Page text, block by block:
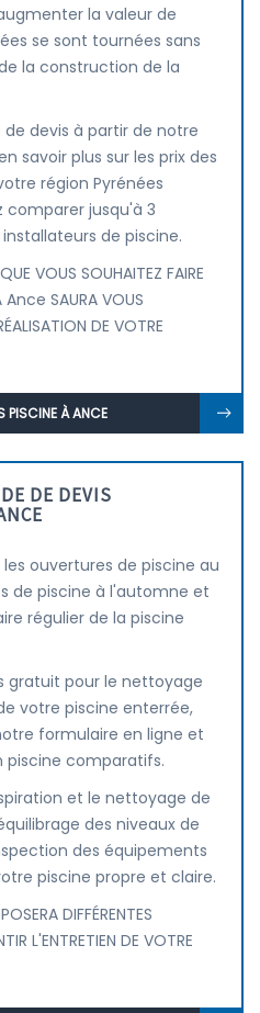
la valeur de
se sont tournées sans
la construction de la
devis à partir de notre
savoir plus sur les prix des
région Pyrénées
comparer jusqu'à 3
de piscine.
VOUS SOUHAITEZ FAIRE
Ance SAURA VOUS
DE VOTRE
PISCINE À ANCE
DE DEVIS
ouvertures de piscine au
de piscine à l'automne et
régulier de la piscine
gratuit pour le nettoyage
votre piscine enterrée,
formulaire en ligne et
piscine comparatifs.
et le nettoyage de
des niveaux de
des équipements
piscine propre et claire.
DIFFÉRENTES
L'ENTRETIEN DE VOTRE